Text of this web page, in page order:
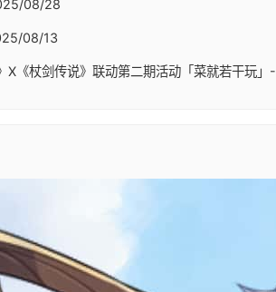
08/28
08/13
X《杖剑传说》联动第二期活动「菜就若干玩